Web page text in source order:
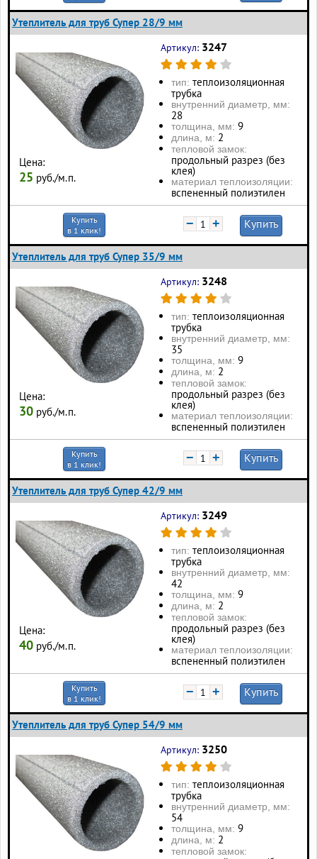
Утеплитель для труб Супер 28/9 мм
Цена:
25 руб./м.п.
Артикул: 3247
тип: теплоизоляционная
трубка
внутренний диаметр, мм:
28
толщина, мм: 9
длина, м: 2
тепловой замок:
продольный разрез (без
клея)
материал теплоизоляции:
вспененный полиэтилен
Купить
в 1 клик!
− + Купить
Утеплитель для труб Супер 35/9 мм
Цена:
30 руб./м.п.
Артикул: 3248
тип: теплоизоляционная
трубка
внутренний диаметр, мм:
35
толщина, мм: 9
длина, м: 2
тепловой замок:
продольный разрез (без
клея)
материал теплоизоляции:
вспененный полиэтилен
Купить
в 1 клик!
− + Купить
Утеплитель для труб Супер 42/9 мм
Цена:
40 руб./м.п.
Артикул: 3249
тип: теплоизоляционная
трубка
внутренний диаметр, мм:
42
толщина, мм: 9
длина, м: 2
тепловой замок:
продольный разрез (без
клея)
материал теплоизоляции:
вспененный полиэтилен
Купить
в 1 клик!
− + Купить
Утеплитель для труб Супер 54/9 мм
Артикул: 3250
тип: теплоизоляционная
трубка
внутренний диаметр, мм:
54
толщина, мм: 9
длина, м: 2
тепловой замок: